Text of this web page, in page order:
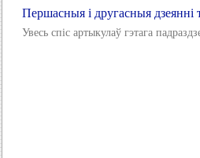
Першасныя і другасныя дзеянні
Увесь спіс артыкулаў гэтага